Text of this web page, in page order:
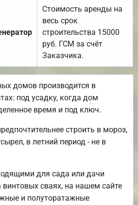
Стоимость аренды на
весь срок
строительства 15000
руб. ГСМ за счёт
Заказчика.
домов производится в
под усадку, когда дом
время и под ключ.
строить в мороз,
в летний период - не в
для сада или дачи
сваях, на нашем сайте
и полуторатажные